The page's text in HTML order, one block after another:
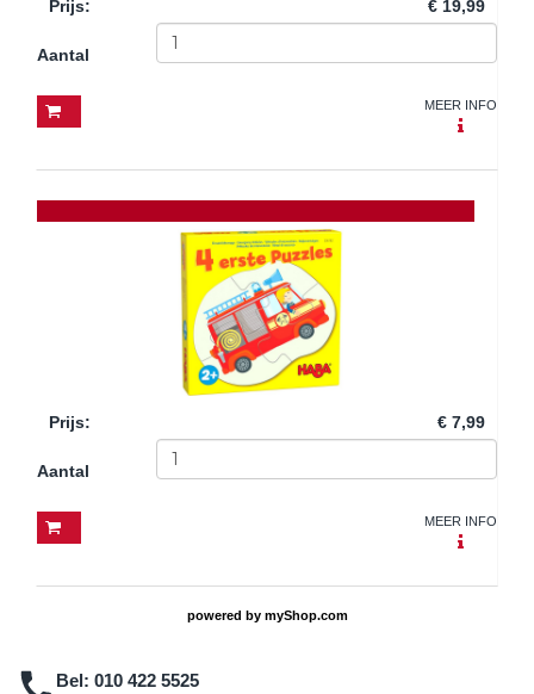
Prijs: € 19,99
Aantal
MEER INFO
Prijs: € 7,99
Aantal
MEER INFO
powered by myShop.com
Bel: 010 422 5525